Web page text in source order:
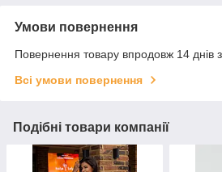
Умови повернення
Повернення товару впродовж 14 днів
Всі умови повернення
Подібні товари компанії